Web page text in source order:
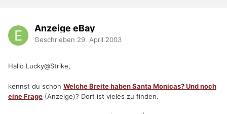
Anzeige eBay
Geschrieben 29. April 2003
Hallo Lucky@Strike,
kennst du schon Welche Breite haben Santa Monicas? Und noch
eine Frage (Anzeige)? Dort ist vieles zu finden.